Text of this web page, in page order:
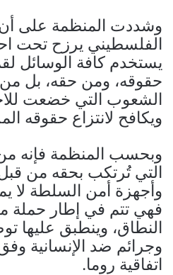
وشددت المنظمة على
الفلسطيني يرزح تحت
يستخدم كافة الوسائل
حقوقه، ومن حقه، بل من
الشعوب التي خضعت
ويكافح لانتزاع حقوقه
وبحسب المنظمة فإنه من
التي تُرتكب بحقه من
وأجهزة أمن السلطة لا
فهي تتم في إطار حملة
النطاق، وينطبق عليها
وجرائم ضد الإنسانية
اتفاقية روما.